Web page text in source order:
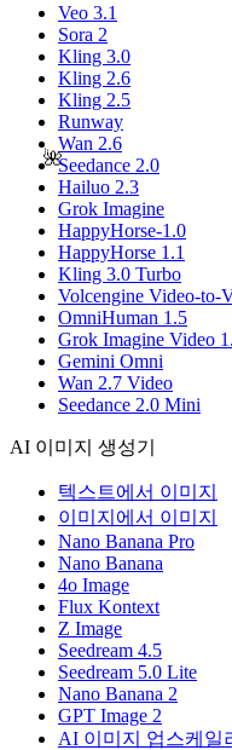
🌺
Veo 3.1
Sora 2
Kling 3.0
Kling 2.6
Kling 2.5
Runway
Wan 2.6
Seedance 2.0
Hailuo 2.3
Grok Imagine
HappyHorse-1.0
HappyHorse 1.1
Kling 3.0 Turbo
Volcengine Video-to-
OmniHuman 1.5
Grok Imagine Video
Gemini Omni
Wan 2.7 Video
Seedance 2.0 Mini
AI 이미지 생성기
텍스트에서 이미지
이미지에서 이미지
Nano Banana Pro
Nano Banana
4o Image
Flux Kontext
Z Image
Seedream 4.5
Seedream 5.0 Lite
Nano Banana 2
GPT Image 2
AI 이미지 업스케일